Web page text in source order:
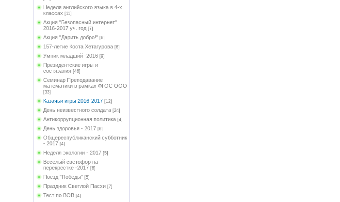
Неделя английского языка в 4-х
классах [11]
Акция "Безопасный интернет"
2016-2017 уч. год [7]
Акция "Дарить добро!" [6]
157-летие Коста Хетагурова [6]
Умник младший -2016 [9]
Президентские игры и
состязания [46]
Семинар Преподавание
математики в рамках ФГОС ООО
[33]
Казачьи игры 2016-2017 [12]
День неизвестного солдата [24]
Антикоррупционная политика [4]
День здоровья - 2017 [6]
Общереспубликанский субботник
- 2017 [4]
Неделя экологии - 2017 [5]
Веселый светофор на
перекрестке -2017 [6]
Поезд "Победы" [5]
Праздник Светлой Пасхи [7]
Тест по ВОВ [4]